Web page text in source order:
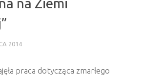
na Ziemi
2014
praca dotycząca zmarłego